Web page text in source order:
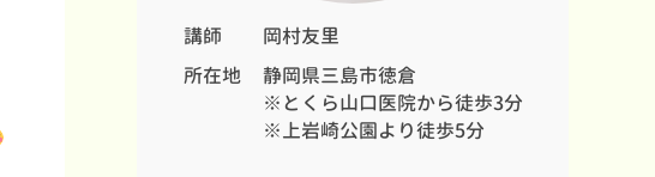
講師
岡村友里
所在地
静岡県三島市徳倉
※とくら山口医院から徒歩3分
※上岩崎公園より徒歩5分